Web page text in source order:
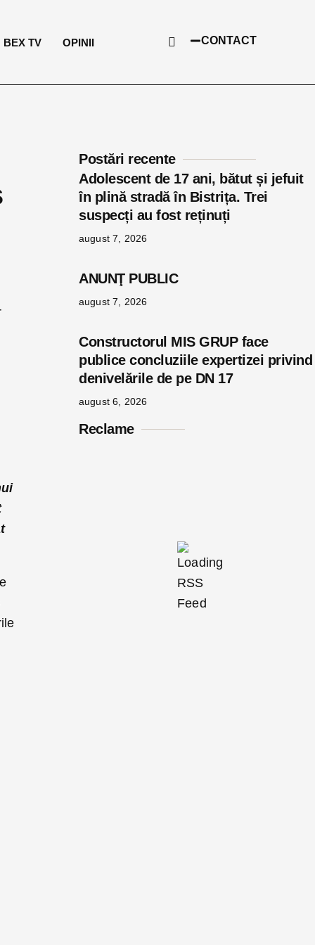
BEX TV OPINII CONTACT
Postări recente
Adolescent de 17 ani, bătut și jefuit
în plină stradă în Bistrița. Trei
suspecți au fost reținuți
august 7, 2026
ANUNŢ PUBLIC
august 7, 2026
Constructorul MIS GRUP face
publice concluziile expertizei privind
denivelările de pe DN 17
august 6, 2026
Reclame